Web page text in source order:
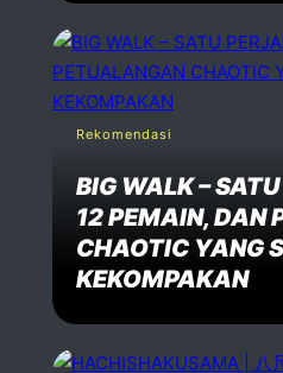
Rekomendasi
BIG WALK –
12 PEMAIN, DAN
CHAOTIC YANG
KEKOMPAKAN